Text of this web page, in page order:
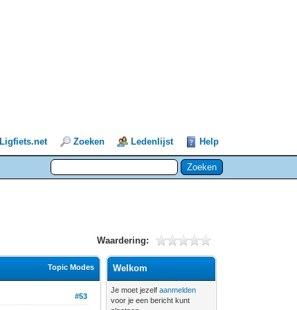
Ligfiets.net Zoeken Ledenlijst Help
Waardering:
Topic Modes
#53
Welkom
Je moet jezelfaanmelden
voor je een bericht kunt